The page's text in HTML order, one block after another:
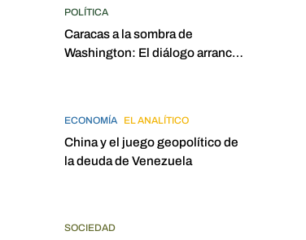
POLÍTICA
Caracas a la sombra de
Washington: El diálogo arrancó
ECONOMÍA EL ANALÍTICO
China y el juego geopolítico de
la deuda de Venezuela
SOCIEDAD